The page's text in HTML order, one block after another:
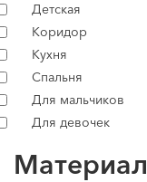
Детская
Коридор
Кухня
Спальня
Для мальчиков
Для девочек
Материал